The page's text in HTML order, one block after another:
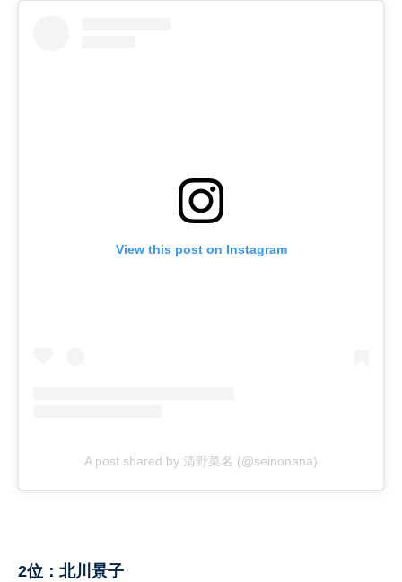
View this post on Instagram
A post shared by 清野菜名 (@seinonana)
2位：北川景子